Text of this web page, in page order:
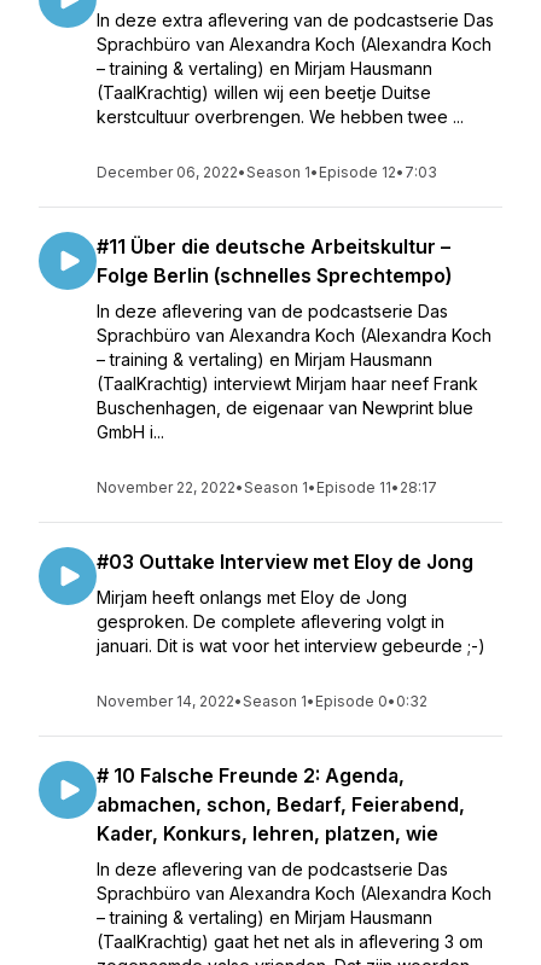
In deze extra aflevering van de podcastserie Das
Sprachbüro van Alexandra Koch (Alexandra Koch
– training & vertaling) en Mirjam Hausmann
(TaalKrachtig) willen wij een beetje Duitse
kerstcultuur overbrengen. We hebben twee ...
December 06, 2022•Season 1• Episode 12• 7:03
#11 Über die deutsche Arbeitskultur –
Folge Berlin (schnelles Sprechtempo)
In deze aflevering van de podcastserie Das
Sprachbüro van Alexandra Koch (Alexandra Koch
– training & vertaling) en Mirjam Hausmann
(TaalKrachtig) interviewt Mirjam haar neef Frank
Buschenhagen, de eigenaar van Newprint blue
GmbH i...
November 22, 2022•Season 1• Episode 11• 28:17
#03 Outtake Interview met Eloy de Jong
Mirjam heeft onlangs met Eloy de Jong
gesproken. De complete aflevering volgt in
januari. Dit is wat voor het interview gebeurde ;-)
November 14, 2022•Season 1• Episode 0• 0:32
# 10 Falsche Freunde 2: Agenda,
abmachen, schon, Bedarf, Feierabend,
Kader, Konkurs, lehren, platzen, wie
In deze aflevering van de podcastserie Das
Sprachbüro van Alexandra Koch (Alexandra Koch
– training & vertaling) en Mirjam Hausmann
(TaalKrachtig) gaat het net als in aflevering 3 om